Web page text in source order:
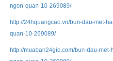
ngon-quan-10-269089/
http://24hquangcao.vn/bun-dau-met-
quan-10-269089/
http://muaban24gio.com/bun-dau-